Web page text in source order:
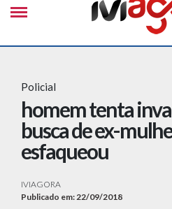
Policial
homem tenta
busca de ex-
esfaqueou
IVIAGORA
Publicado em: 22/09/2018